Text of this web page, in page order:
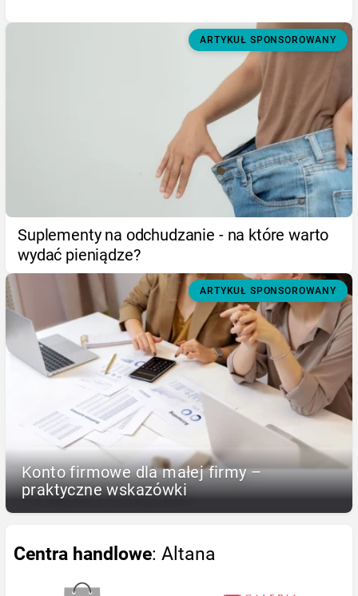
ARTYKUŁ SPONSOROWANY
Suplementy na odchudzanie - na które warto
wydać pieniądze?
ARTYKUŁ SPONSOROWANY
Konto firmowe dla małej firmy –
praktyczne wskazówki
Centra handlowe: Altana